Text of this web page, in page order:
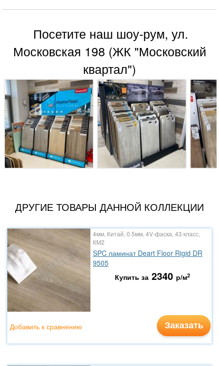
Посетите наш шоу-рум, ул.
Московская 198 (ЖК "Московский
квартал")
ДРУГИЕ ТОВАРЫ ДАННОЙ КОЛЛЕКЦИИ
4мм, Китай, 0.5мм, 4V-фаска, 43 класс,
КМ2
SPC ламинат Deart Floor Rigid DR
9505
Купить за 2340 р/м2
Заказать
Добавить к сравнению